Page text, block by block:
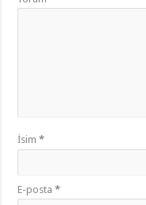
İsim*
E-posta*